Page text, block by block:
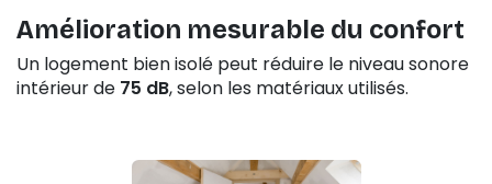
Amélioration mesurable du confort
Un logement bien isolé peut réduire le niveau sonore
intérieur de 75 dB, selon les matériaux utilisés.